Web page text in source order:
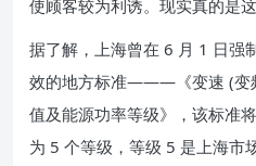
使顾客较为利诱。现实真的是
据了解，上海曾在 6 月 1 日强
效的地方标准———《变速 (变
值及能源功率等级》，该标准
为 5 个等级，等级 5 是上海市